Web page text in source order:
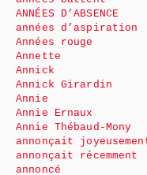
ANNÉES D’ABSENCE
années d’aspiration
Années rouge
Annette
Annick
Annick Girardin
Annie
Annie Ernaux
Annie Thébaud-Mony
annonçait
annonçait récemment
annoncé